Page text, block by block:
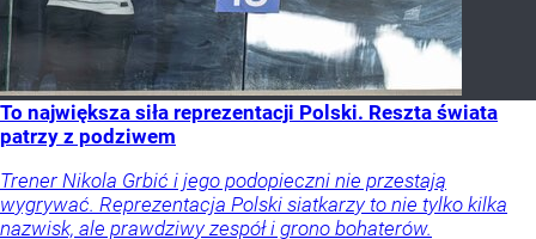
To największa siła reprezentacji Polski. Reszta świata
patrzy z podziwem
Trener Nikola Grbić i jego podopieczni nie przestają
wygrywać. Reprezentacja Polski siatkarzy to nie tylko kilka
nazwisk, ale prawdziwy zespół i grono bohaterów.